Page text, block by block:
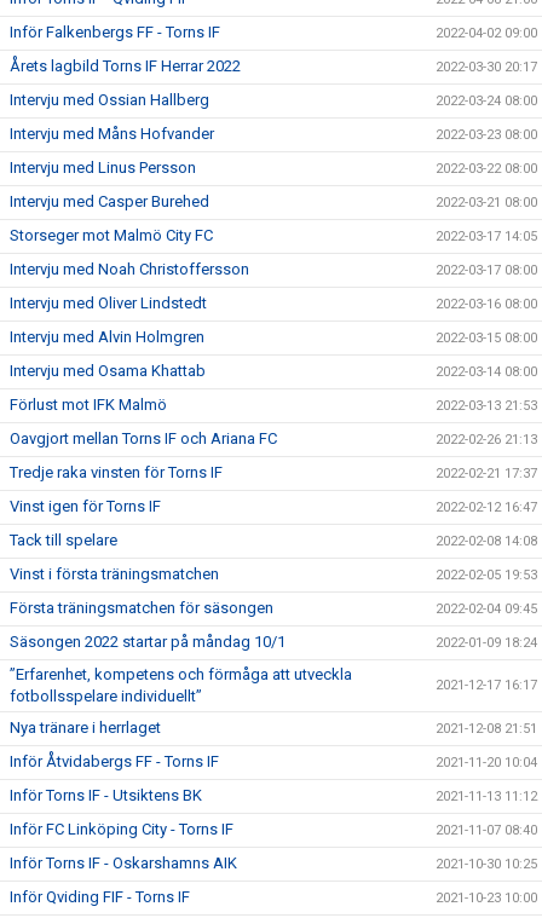
Inför Falkenbergs FF - Torns IF 2022-04-02 09:00
Årets lagbild Torns IF Herrar 2022 2022-03-30 20:17
Intervju med Ossian Hallberg 2022-03-24 08:00
Intervju med Måns Hofvander 2022-03-23 08:00
Intervju med Linus Persson 2022-03-22 08:00
Intervju med Casper Burehed 2022-03-21 08:00
Storseger mot Malmö City FC 2022-03-17 14:05
Intervju med Noah Christoffersson 2022-03-17 08:00
Intervju med Oliver Lindstedt 2022-03-16 08:00
Intervju med Alvin Holmgren 2022-03-15 08:00
Intervju med Osama Khattab 2022-03-14 08:00
Förlust mot IFK Malmö 2022-03-13 21:53
Oavgjort mellan Torns IF och Ariana FC 2022-02-26 21:13
Tredje raka vinsten för Torns IF 2022-02-21 17:37
Vinst igen för Torns IF 2022-02-12 16:47
Tack till spelare 2022-02-08 14:08
Vinst i första träningsmatchen 2022-02-05 19:53
Första träningsmatchen för säsongen 2022-02-04 09:45
Säsongen 2022 startar på måndag 10/1 2022-01-09 18:24
”Erfarenhet, kompetens och förmåga att utveckla
fotbollsspelare individuellt”
2021-12-17 16:17
Nya tränare i herrlaget 2021-12-08 21:51
Inför Åtvidabergs FF - Torns IF 2021-11-20 10:04
Inför Torns IF - Utsiktens BK 2021-11-13 11:12
Inför FC Linköping City - Torns IF 2021-11-07 08:40
Inför Torns IF - Oskarshamns AIK 2021-10-30 10:25
Inför Qviding FIF - Torns IF 2021-10-23 10:00